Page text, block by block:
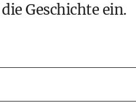
Geschichte ein.